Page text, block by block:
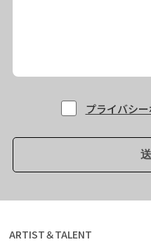
プライバシ
ARTIST＆TALENT